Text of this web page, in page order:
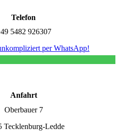
Telefon
5482 926307
per WhatsApp!
Anfahrt
Oberbauer 7
Tecklenburg-Ledde